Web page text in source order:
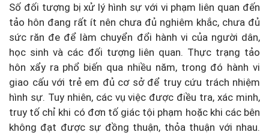
Số đối tượng bị xử lý hình sự với vi phạm liên quan đến
tảo hôn đang rất ít nên chưa đủ nghiêm khắc, chưa đủ
sức răn đe để làm chuyển đổi hành vi của người dân,
học sinh và các đối tượng liên quan. Thực trạng tảo
hôn xẩy ra phổ biến qua nhiều năm, trong đó hành vi
giao cấu với trẻ em đủ cơ sở để truy cứu trách nhiệm
hình sự. Tuy nhiên, các vụ việc được điều tra, xác minh,
truy tố chỉ khi có đơn tố giác tội phạm hoặc khi các bên
không đạt được sự đồng thuận, thỏa thuận với nhau.